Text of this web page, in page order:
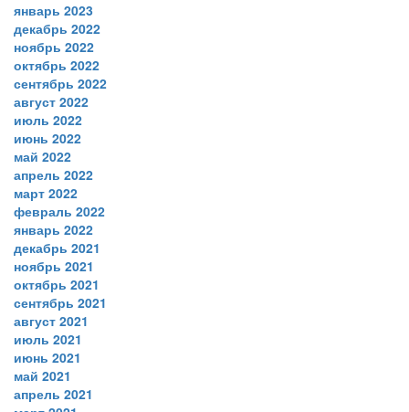
январь 2023
декабрь 2022
ноябрь 2022
октябрь 2022
сентябрь 2022
август 2022
июль 2022
июнь 2022
май 2022
апрель 2022
март 2022
февраль 2022
январь 2022
декабрь 2021
ноябрь 2021
октябрь 2021
сентябрь 2021
август 2021
июль 2021
июнь 2021
май 2021
апрель 2021